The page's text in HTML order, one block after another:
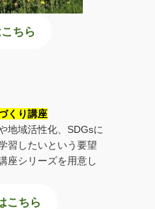
ちら
くり講座
地域活性化、SDGsに
習したいという要望
座シリーズを用意し
こちら